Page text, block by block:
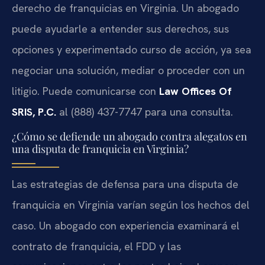
derecho de franquicias en Virginia. Un abogado
puede ayudarle a entender sus derechos, sus
opciones y experimentado curso de acción, ya sea
negociar una solución, mediar o proceder con un
litigio. Puede comunicarse con Law Offices Of
SRIS, P.C. al (888) 437-7747 para una consulta.
¿Cómo se defiende un abogado contra alegatos en
una disputa de franquicia en Virginia?
Las estrategias de defensa para una disputa de
franquicia en Virginia varían según los hechos del
caso. Un abogado con experiencia examinará el
contrato de franquicia, el FDD y las